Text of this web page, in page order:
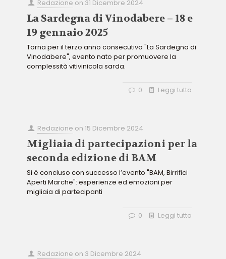
Redazione on 31 Dicembre 2024
La Sardegna di Vinodabere – 18 e
19 gennaio 2025
Torna per il terzo anno consecutivo "La Sardegna di
Vinodabere", evento nato per promuovere la
complessità vitivinicola sarda.
0 Leggi tutto
Redazione on15 Dicembre 2024
Migliaia di partecipazioni per la
seconda edizione di BAM
Si è concluso con successo l’evento "BAM, Birrifici
Aperti Marche": esperienze ed emozioni per
migliaia di partecipanti
0 Leggi tutto
Redazione on 3 Dicembre 2024